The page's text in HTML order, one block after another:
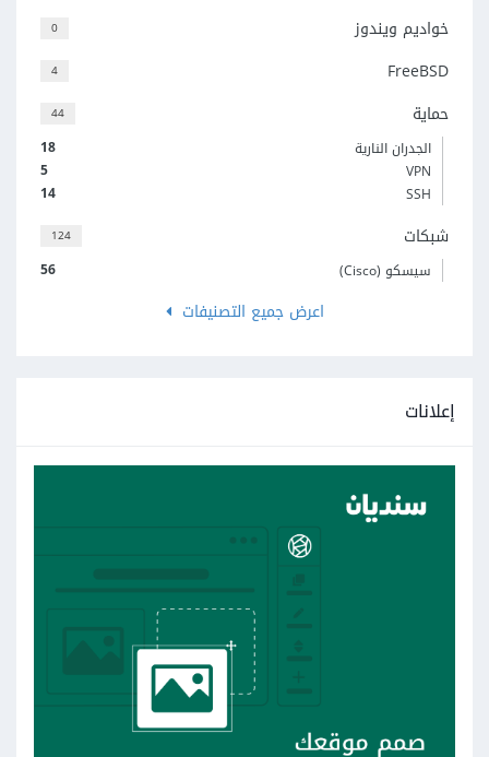
0 خواديم ويندوز
4 FreeBSD
44 حماية
18
الجدران النارية
5
VPN
14
SSH
124 شبكات
56 سيسكو (Cisco)
اعرض جميع التصنيفات
إعلانات